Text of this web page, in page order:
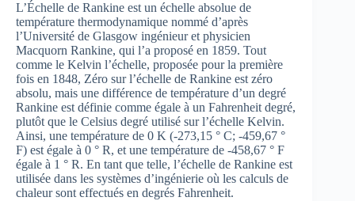
L’Échelle de Rankine est un échelle absolue de
température thermodynamique nommé d’après
l’Université de Glasgow ingénieur et physicien
Macquorn Rankine, qui l’a proposé en 1859. Tout
comme le Kelvin l’échelle, proposée pour la première
fois en 1848, Zéro sur l’échelle de Rankine est zéro
absolu, mais une différence de température d’un degré
Rankine est définie comme égale à un Fahrenheit degré,
plutôt que le Celsius degré utilisé sur l’échelle Kelvin.
Ainsi, une température de 0 K (-273,15 ° C; -459,67 °
F) est égale à 0 ° R, et une température de -458,67 ° F
égale à 1 ° R. En tant que telle, l’échelle de Rankine est
utilisée dans les systèmes d’ingénierie où les calculs de
chaleur sont effectués en degrés Fahrenheit.